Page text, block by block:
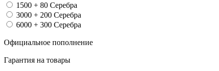
1500 + 80 Серебра
3000 + 200 Серебра
6000 + 300 Серебра
Официальное пополнение
Гарантия на товары